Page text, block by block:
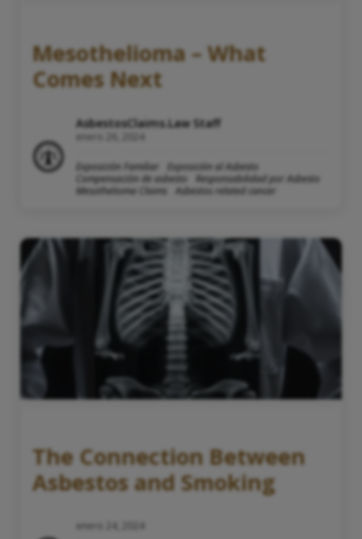
Mesothelioma – What
Comes Next
AsbestosClaims.Law Staff
enero 26, 2024
Exposición Familiar
Exposición al Asbesto
Compensación de asbesto
Responsabilidad por Asbesto
Mesothelioma Claims
Asbestos related cancer
The Connection Between
Asbestos and Smoking
enero 24, 2024